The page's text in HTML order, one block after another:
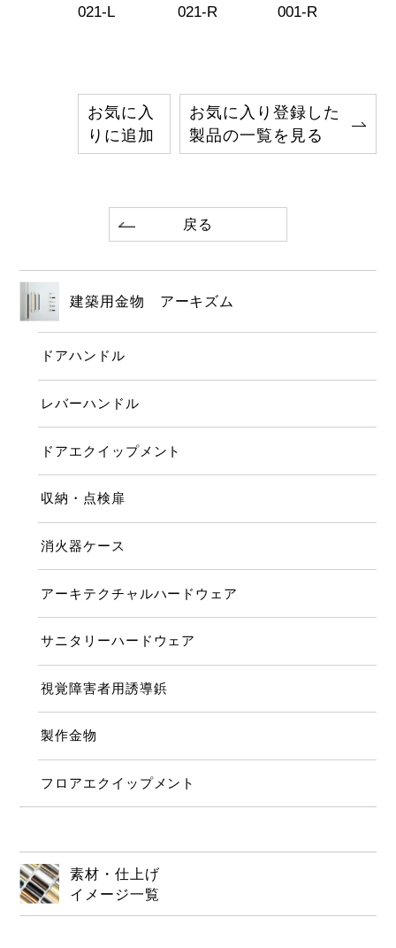
021-L
021-R
001-R
お気に入
りに追加
お気に入り登録した
製品の一覧を見る
戻る
建築用金物 アーキズム
ドアハンドル
レバーハンドル
ドアエクイップメント
収納・点検扉
消火器ケース
アーキテクチャルハードウェア
サニタリーハードウェア
視覚障害者用誘導鋲
製作金物
フロアエクイップメント
素材・仕上げ
イメージ一覧